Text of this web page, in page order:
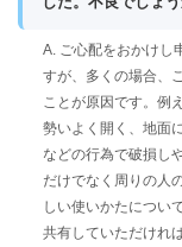
A. ご心配をおかけし
すが、多くの場合、
ことが原因です。例
勢いよく開く、地面
などの行為で破損し
だけでなく周りの人
しい使いかたについ
共有していただけれ